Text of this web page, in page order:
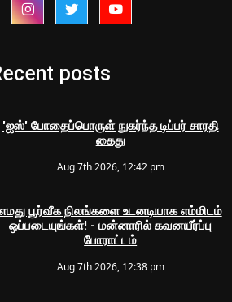
posts
'ஐஸ்' போதைப்பொருள் நுகர்ந்த டிப்பர் சாரதி
கைது
Aug 7th 2026, 12:42 pm
எமது பூர்வீக நிலங்களை உடனடியாக எம்மிடம்
ஒப்படையுங்கள்! - மன்னாரில் கவனயீர்ப்பு
போராட்டம்
Aug 7th 2026, 12:38 pm